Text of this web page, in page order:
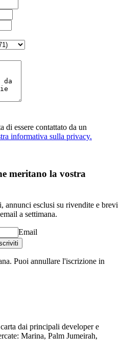
di essere contattato da un
informativa sulla privacy.
meritano la vostra
annunci esclusi su rivendite e brevi
a settimana.
Email
Puoi annullare l'iscrizione in
dai principali developer e
Marina, Palm Jumeirah,